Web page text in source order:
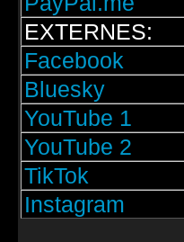
EXTERNES:
Facebook
Bluesky
YouTube 1
YouTube 2
TikTok
Instagram